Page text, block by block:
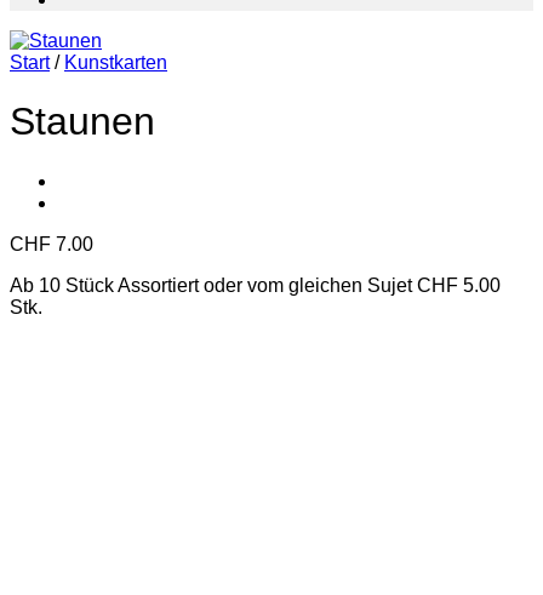
Start / Kunstkarten
Staunen
CHF 7.00
Ab 10 Stück Assortiert oder vom gleichen Sujet CHF 5.00
Stk.